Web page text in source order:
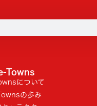
Towns
について
の歩み